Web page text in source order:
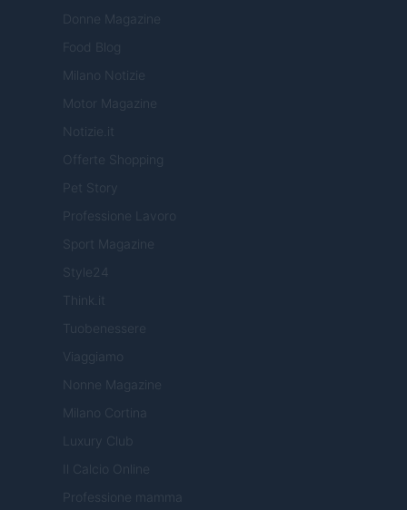
Donne Magazine
Food Blog
Milano Notizie
Motor Magazine
Notizie.it
Offerte Shopping
Pet Story
Professione Lavoro
Sport Magazine
Style24
Think.it
Tuobenessere
Viaggiamo
Nonne Magazine
Milano Cortina
Luxury Club
Il Calcio Online
Professione mamma